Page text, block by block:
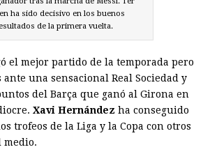
ha sido decisivo en los buenos
de la primera vuelta.
el mejor partido de la temporada pero
ante una sensacional Real Sociedad y
del Barça que ganó al Girona en
Xavi Hernández ha conseguido
trofeos de la Liga y la Copa con otros
medio.